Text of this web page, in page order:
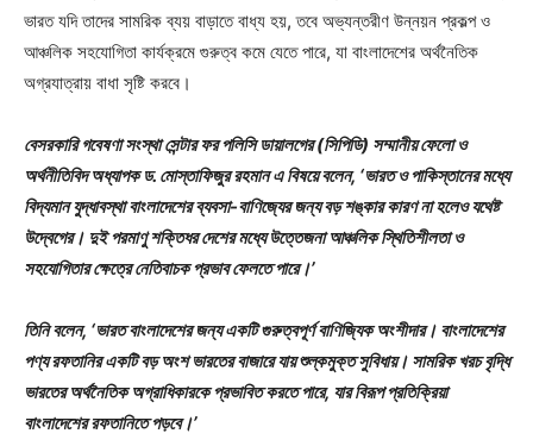
ভারত যদি তাদের সামরিক ব্যয় বাড়াতে বাধ্য হয়, তবে অভ্যন্তরীণ উন্নয়ন প্রকল্প ও
আঞ্চলিক সহযোগিতা কার্যক্রমে গুরুত্ব কমে যেতে পারে, যা বাংলাদেশের অর্থনৈতিক
অগ্রযাত্রায় বাধা সৃষ্টি করবে।
বেসরকারি গবেষণা সংস্থা সেন্টার ফর পলিসি ডায়ালগের (সিপিডি) সম্মানীয় ফেলো ও
অর্থনীতিবিদ অধ্যাপক ড. মোস্তাফিজুর রহমান এ বিষয়ে বলেন, ‘ভারত ও পাকিস্তানের মধ্যে
বিদ্যমান যুদ্ধাবস্থা বাংলাদেশের ব্যবসা-বাণিজ্যের জন্য বড় শঙ্কার কারণ না হলেও যথেষ্ট
উদ্বেগের। দুই পরমাণু শক্তিধর দেশের মধ্যে উত্তেজনা আঞ্চলিক স্থিতিশীলতা ও
সহযোগিতার ক্ষেত্রে নেতিবাচক প্রভাব ফেলতে পারে।’
তিনি বলেন, ‘ভারত বাংলাদেশের জন্য একটি গুরুত্বপূর্ণ বাণিজ্যিক অংশীদার। বাংলাদেশের
পণ্য রফতানির একটি বড় অংশ ভারতের বাজারে যায় শুল্কমুক্ত সুবিধায়। সামরিক খরচ বৃদ্ধি
ভারতের অর্থনৈতিক অগ্রাধিকারকে প্রভাবিত করতে পারে, যার বিরূপ প্রতিক্রিয়া
বাংলাদেশের রফতানিতে পড়বে।’